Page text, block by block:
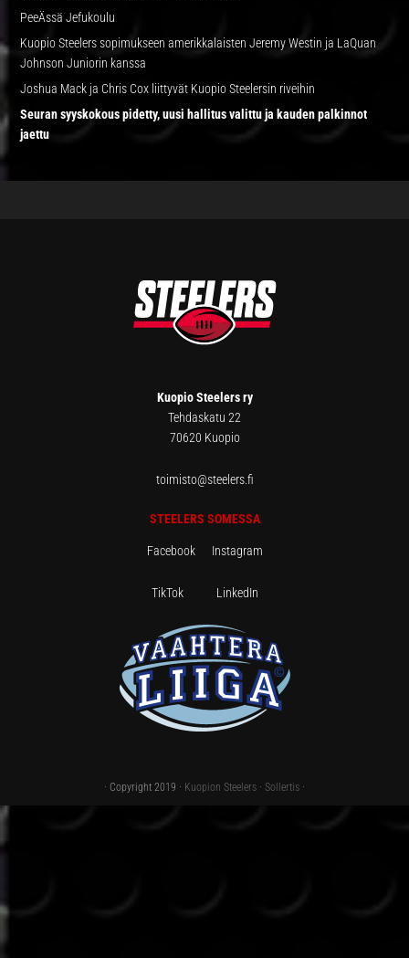
PeeÄssä Jefukoulu
Kuopio Steelers sopimukseen amerikkalaisten Jeremy Westin ja LaQuan
Johnson Juniorin kanssa
Joshua Mack ja Chris Cox liittyvät Kuopio Steelersin riveihin
Seuran syyskokous pidetty, uusi hallitus valittu ja kauden palkinnot
jaettu
Kuopio Steelers ry
Tehdaskatu 22
70620 Kuopio
toimisto@steelers.fi
STEELERS SOMESSA
Facebook Instagram
TikTok LinkedIn
· Copyright 2019 · Kuopion Steelers · Sollertis ·